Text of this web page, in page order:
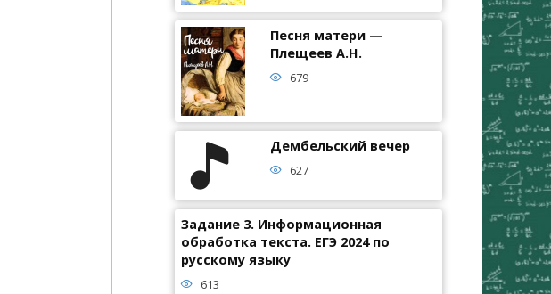
Песня матери —
Плещеев А.Н.
679
Дембельский вечер
627
Задание 3. Информационная
обработка текста. ЕГЭ 2024 по
русскому языку
613